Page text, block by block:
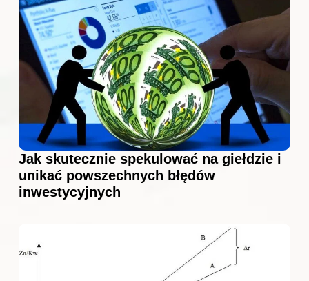
Jak skutecznie spekulować na giełdzie i
unikać powszechnych błędów
inwestycyjnych